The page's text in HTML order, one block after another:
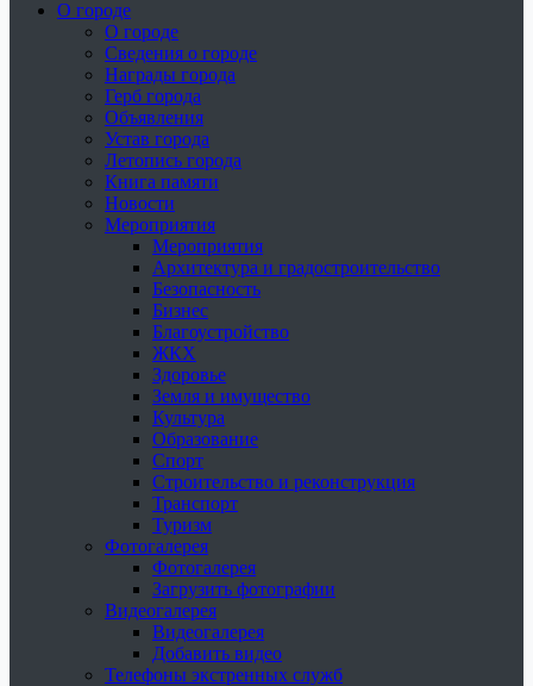
О городе
О городе
Сведения о городе
Награды города
Герб города
Объявления
Устав города
Летопись города
Книга памяти
Новости
Мероприятия
Мероприятия
Архитектура и градостроительство
Безопасность
Бизнес
Благоустройство
ЖКХ
Здоровье
Земля и имущество
Культура
Образование
Спорт
Строительство и реконструкция
Транспорт
Туризм
Фотогалерея
Фотогалерея
Загрузить фотографии
Видеогалерея
Видеогалерея
Добавить видео
Телефоны экстренных служб